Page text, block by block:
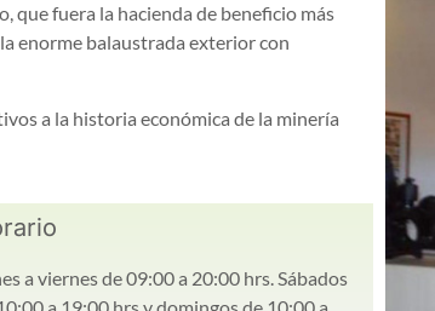
que fuera la hacienda de beneficio más
enorme balaustrada exterior con
a la historia económica de la minería
a viernes de 09:00 a 20:00 hrs. Sábados